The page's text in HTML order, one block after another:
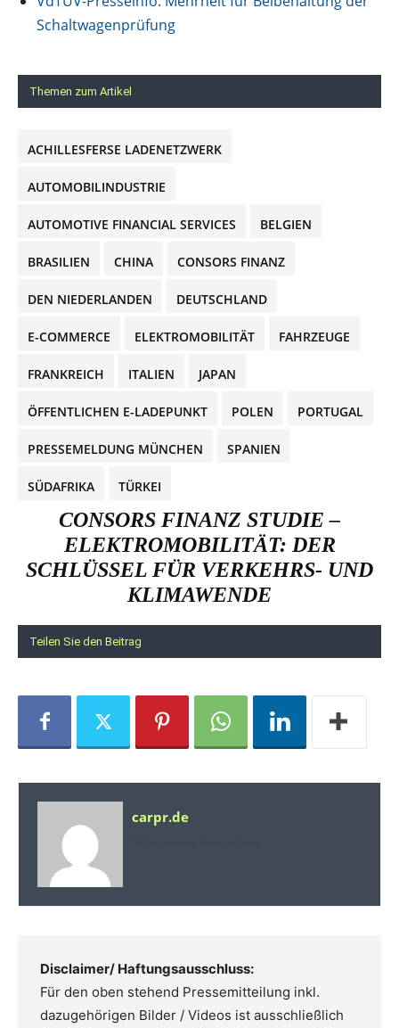
Schaltwagenprüfung
Themen zum Artikel
ACHILLESFERSE LADENETZWERK
AUTOMOBILINDUSTRIE
AUTOMOTIVE FINANCIAL SERVICES BELGIEN
BRASILIEN CHINA CONSORS FINANZ
DEN NIEDERLANDEN DEUTSCHLAND
E-COMMERCE ELEKTROMOBILITÄT FAHRZEUGE
FRANKREICH ITALIEN JAPAN
ÖFFENTLICHEN E-LADEPUNKT POLEN PORTUGAL
PRESSEMELDUNG MÜNCHEN SPANIEN
SÜDAFRIKA TÜRKEI
CONSORS FINANZ STUDIE –
ELEKTROMOBILITÄT: DER
SCHLÜSSEL FÜR VERKEHRS- UND
KLIMAWENDE
Teilen Sie den Beitrag
carpr.de
Disclaimer/ Haftungsausschluss:
Für den oben stehend Pressemitteilung inkl.
dazugehörigen Bilder / Videos ist ausschließlich